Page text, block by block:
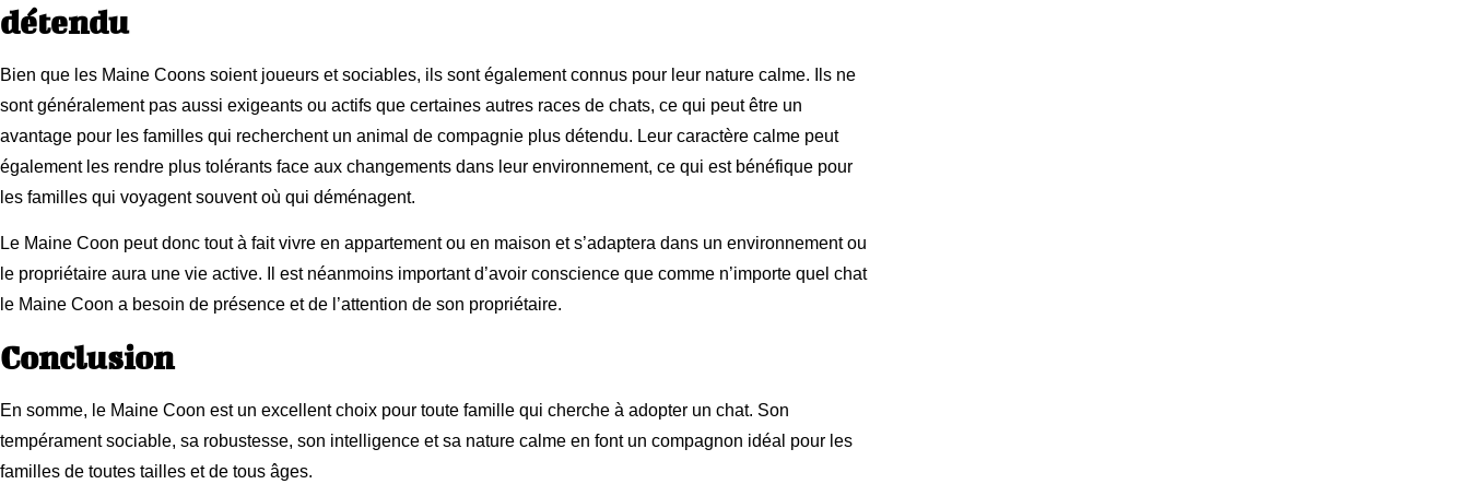
détendu
Bien que les Maine Coons soient joueurs et sociables, ils sont également connus pour leur nature calme. Ils ne
sont généralement pas aussi exigeants ou actifs que certaines autres races de chats, ce qui peut être un
avantage pour les familles qui recherchent un animal de compagnie plus détendu. Leur caractère calme peut
également les rendre plus tolérants face aux changements dans leur environnement, ce qui est bénéfique pour
les familles qui voyagent souvent où qui déménagent.
Le Maine Coon peut donc tout à fait vivre en appartement ou en maison et s’adaptera dans un environnement ou
le propriétaire aura une vie active. Il est néanmoins important d’avoir conscience que comme n’importe quel chat
le Maine Coon a besoin de présence et de l’attention de son propriétaire.
Conclusion
En somme, le Maine Coon est un excellent choix pour toute famille qui cherche à adopter un chat. Son
tempérament sociable, sa robustesse, son intelligence et sa nature calme en font un compagnon idéal pour les
familles de toutes tailles et de tous âges.